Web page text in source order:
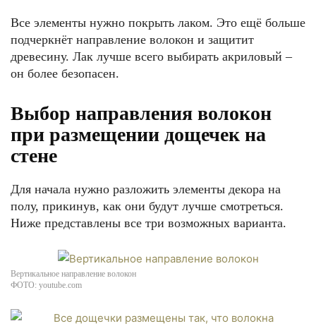
Все элементы нужно покрыть лаком. Это ещё больше
подчеркнёт направление волокон и защитит
древесину. Лак лучше всего выбирать акриловый –
он более безопасен.
Выбор направления волокон
при размещении дощечек на
стене
Для начала нужно разложить элементы декора на
полу, прикинув, как они будут лучше смотреться.
Ниже представлены все три возможных варианта.
Вертикальное направление волокон
ФОТО: youtube.com